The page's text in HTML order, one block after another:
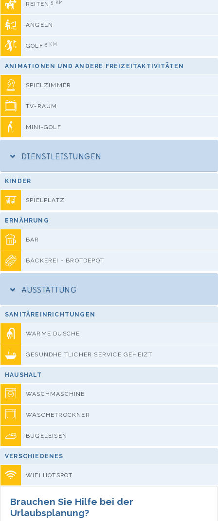
REITEN5 KM
ANGELN
GOLF 5 KM
ANIMATIONEN UND ANDERE FREIZEITAKTIVITÄTEN
SPIELZIMMER
TV-RAUM
MINI-GOLF
DIENSTLEISTUNGEN
KINDER
SPIELPLATZ
ERNÄHRUNG
BAR
BÄCKEREI - BROTDEPOT
AUSSTATTUNG
SANITÄREINRICHTUNGEN
WARME DUSCHE
GESUNDHEITLICHER SERVICE GEHEIZT
HAUSHALT
WASCHMASCHINE
WÄSCHETROCKNER
BÜGELEISEN
VERSCHIEDENES
WIFI HOTSPOT
Brauchen Sie Hilfe bei der
Urlaubsplanung?